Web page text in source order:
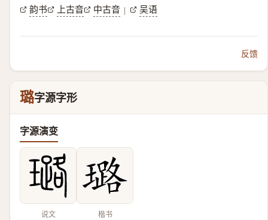
韵书 上古音 中古音 | 吴语
反馈
璐字源字形
字源演变
说文 楷书